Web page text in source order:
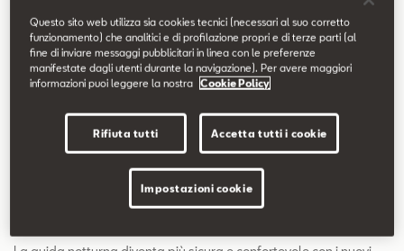
Questo sito web utilizza sia cookies tecnici (necessari al suo corretto
funzionamento) che analitici e di profilazione propri e di terze parti (al
fine di inviare messaggi pubblicitari in linea con le preferenze
manifestate dagli utenti durante la navigazione). Per avere maggiori
informazioni puoi leggere la nostra
Cookie Policy
Rifiuta tutti Accetta tutti i cookie
Impostazioni cookie